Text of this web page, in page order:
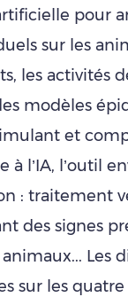
pour
sur les
les activités
modèles
et
à l’IA, l’outil
: traitement
des signes
Les
sur les